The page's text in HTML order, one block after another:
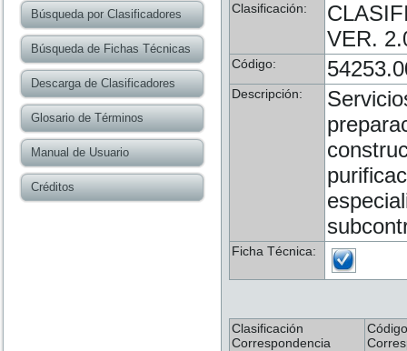
Búsqueda por Clasificadores
Búsqueda de Fichas Técnicas
Descarga de Clasificadores
Glosario de Términos
Manual de Usuario
Créditos
Clasificación:
VER.
Código:
Descripción:
Ficha Técnica:
Clasificación
Correspondencia
Código